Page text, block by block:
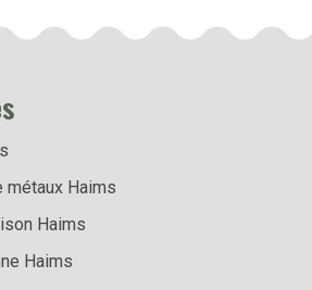
métaux Haims
Haims
Haims